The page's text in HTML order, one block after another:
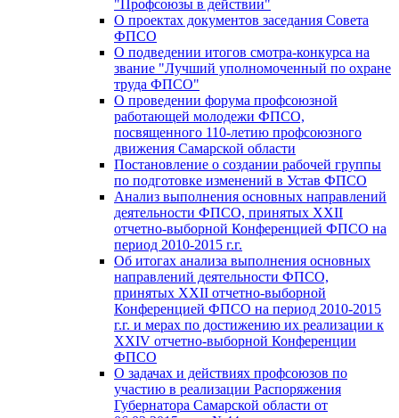
"Профсоюзы в действии"
О проектах документов заседания Совета
ФПСО
О подведении итогов смотра-конкурса на
звание "Лучший уполномоченный по охране
труда ФПСО"
О проведении форума профсоюзной
работающей молодежи ФПСО,
посвященного 110-летию профсоюзного
движения Самарской области
Постановление о создании рабочей группы
по подготовке изменений в Устав ФПСО
Анализ выполнения основных направлений
деятельности ФПСО, принятых XXII
отчетно-выборной Конференцией ФПСО на
период 2010-2015 г.г.
Об итогах анализа выполнения основных
направлений деятельности ФПСО,
принятых XXII отчетно-выборной
Конференцией ФПСО на период 2010-2015
г.г. и мерах по достижению их реализации к
XXIV отчетно-выборной Конференции
ФПСО
О задачах и действиях профсоюзов по
участию в реализации Распоряжения
Губернатора Самарской области от